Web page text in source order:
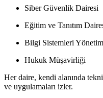
Siber Güvenlik Dairesi
Eğitim ve Tanıtım
Bilgi Sistemleri
Hukuk Müşavirliği
Her daire, kendi alanında
ve uygulamaları izler.